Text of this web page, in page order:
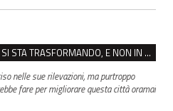
IL CENTRO STORICO DI REGGIO SI STA TRASFORMANDO, E NON IN MEGLIO
nelle sue rilevazioni, ma purtroppo
fare per migliorare questa città oramai